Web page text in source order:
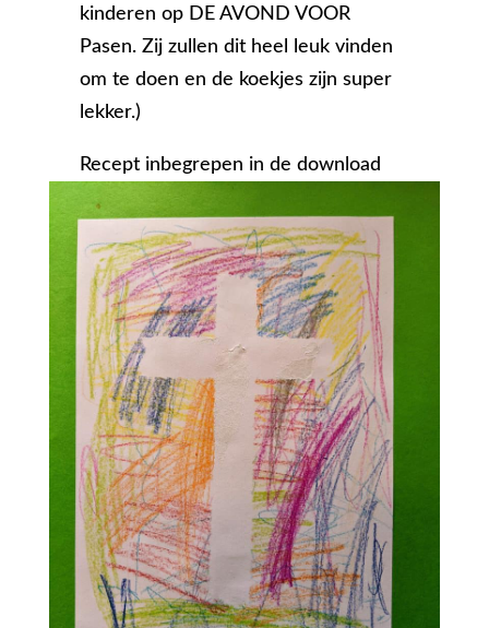
kinderen op DE AVOND VOOR
Pasen. Zij zullen dit heel leuk vinden
om te doen en de koekjes zijn super
lekker.)
Recept inbegrepen in de download